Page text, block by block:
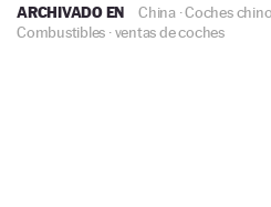
ARCHIVADO EN China·Coches
Combustibles ·ventas de coches